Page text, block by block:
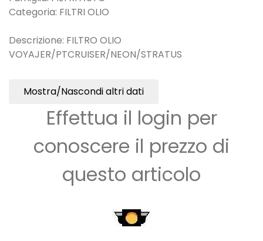
Categoria: FILTRI OLIO
Descrizione: FILTRO OLIO
VOYAJER/PTCRUISER/NEON/STRATUS
Mostra/Nascondi altri dati
Effettua il login per
conoscere il prezzo di
questo articolo